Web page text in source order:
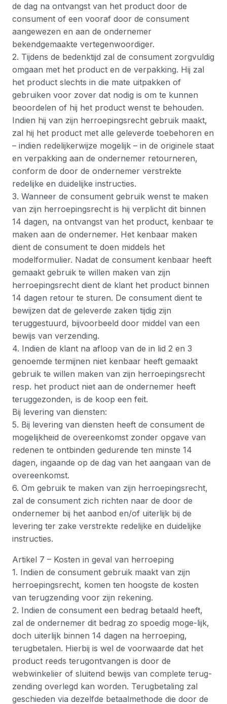
de dag na ontvangst van het product door de
consument of een vooraf door de consument
aangewezen en aan de ondernemer
bekendgemaakte vertegenwoordiger.
2. Tijdens de bedenktijd zal de consument zorgvuldig
omgaan met het product en de verpakking. Hij zal
het product slechts in die mate uitpakken of
gebruiken voor zover dat nodig is om te kunnen
beoordelen of hij het product wenst te behouden.
Indien hij van zijn herroepingsrecht gebruik maakt,
zal hij het product met alle geleverde toebehoren en
– indien redelijkerwijze mogelijk – in de originele staat
en verpakking aan de ondernemer retourneren,
conform de door de ondernemer verstrekte
redelijke en duidelijke instructies.
3. Wanneer de consument gebruik wenst te maken
van zijn herroepingsrecht is hij verplicht dit binnen
14 dagen, na ontvangst van het product, kenbaar te
maken aan de ondernemer. Het kenbaar maken
dient de consument te doen middels het
modelformulier. Nadat de consument kenbaar heeft
gemaakt gebruik te willen maken van zijn
herroepingsrecht dient de klant het product binnen
14 dagen retour te sturen. De consument dient te
bewijzen dat de geleverde zaken tijdig zijn
teruggestuurd, bijvoorbeeld door middel van een
bewijs van verzending.
4. Indien de klant na afloop van de in lid 2 en 3
genoemde termijnen niet kenbaar heeft gemaakt
gebruik te willen maken van zijn herroepingsrecht
resp. het product niet aan de ondernemer heeft
teruggezonden, is de koop een feit.
Bij levering van diensten:
5. Bij levering van diensten heeft de consument de
mogelijkheid de overeenkomst zonder opgave van
redenen te ontbinden gedurende ten minste 14
dagen, ingaande op de dag van het aangaan van de
overeenkomst.
6. Om gebruik te maken van zijn herroepingsrecht,
zal de consument zich richten naar de door de
ondernemer bij het aanbod en/of uiterlijk bij de
levering ter zake verstrekte redelijke en duidelijke
instructies.
Artikel 7 – Kosten in geval van herroeping
1. Indien de consument gebruik maakt van zijn
herroepingsrecht, komen ten hoogste de kosten
van terugzending voor zijn rekening.
2. Indien de consument een bedrag betaald heeft,
zal de ondernemer dit bedrag zo spoedig moge-lijk,
doch uiterlijk binnen 14 dagen na herroeping,
terugbetalen. Hierbij is wel de voorwaarde dat het
product reeds terugontvangen is door de
webwinkelier of sluitend bewijs van complete terug-
zending overlegd kan worden. Terugbetaling zal
geschieden via dezelfde betaalmethode die door de